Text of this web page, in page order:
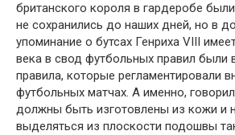
британского короля в гардеробе
не сохранились до наших дней, но в
упоминание о бутсах Генриха VIII
века в свод футбольных правил были
правила, которые регламентировали
футбольных матчах. А именно,
должны быть изготовлены из кожи и
выделяться из плоскости подошвы